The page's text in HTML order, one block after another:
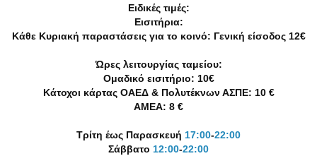
Ειδικές τιμές:
Εισιτήρια:
Κάθε Κυριακή παραστάσεις για το κοινό: Γενική είσοδος 12€
Ώρες λειτουργίας ταμείου:
Ομαδικό εισιτήριο: 10€
Κάτοχοι κάρτας ΟΑΕΔ & Πολυτέκνων ΑΣΠΕ: 10 €
ΑΜΕΑ: 8 €
Τρίτη έως Παρασκευή 17:00-22:00
Σάββατο 12:00-22:00